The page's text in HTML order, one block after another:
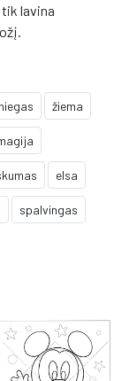
lavina
žiema
elsa
spalvingas